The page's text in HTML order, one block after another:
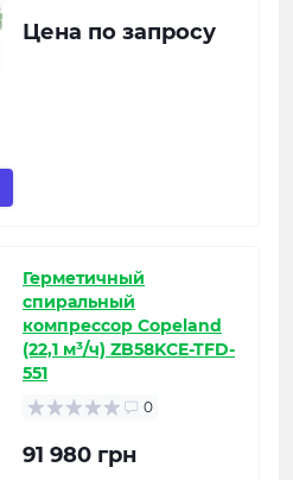
Цена по запросу
Герметичный
спиральный
компрессор Copeland
(22,1 м³/ч) ZB58KCE-TFD-
551
0
91 980 грн